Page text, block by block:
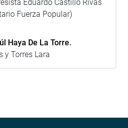
Eduardo Castillo Rivas
Fuerza Popular)
Haya De La Torre.
y Torres Lara